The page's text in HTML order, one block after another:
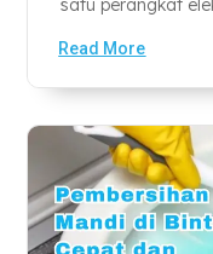
satu perangkat
Read More